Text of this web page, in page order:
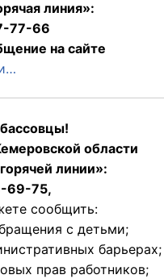
линия»:
77-66
на сайте
области
линии»:
69-75,
сообщить:
с детьми;
барьерах;
прав работников;